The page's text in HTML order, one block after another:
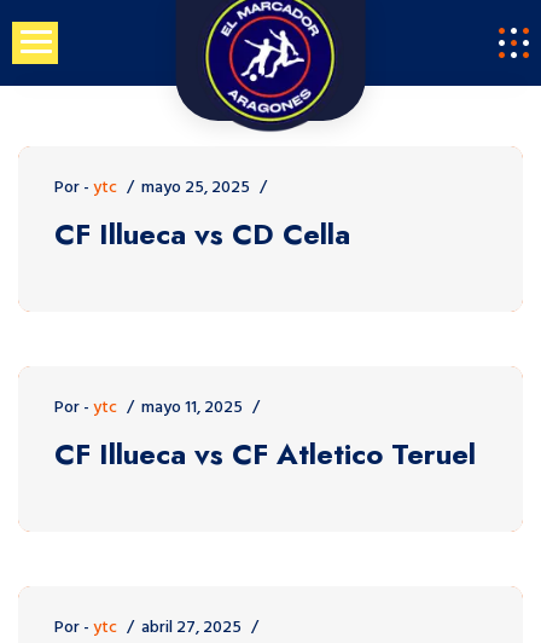
Saltar
contenido
Por -ytc mayo 25, 2025
CF Illueca vs CD Cella
Por -ytc mayo 11, 2025
CF Illueca vs CF Atletico Teruel
Por -ytc abril 27, 2025